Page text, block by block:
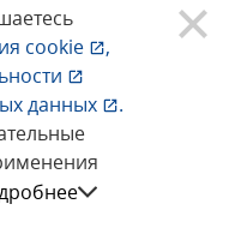
cookie
,
данных
.
®. Все права
ошибке